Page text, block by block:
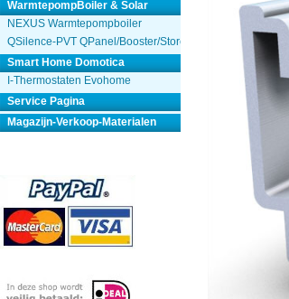
WarmtepompBoiler & Solar
NEXUS Warmtepompboiler
QSilence-PVT QPanel/Booster/Store
Smart Home Domotica
I-Thermostaten Evohome
Service Pagina
Magazijn-Verkoop-Materialen